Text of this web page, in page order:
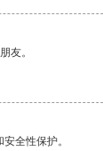
友。
全性保护。